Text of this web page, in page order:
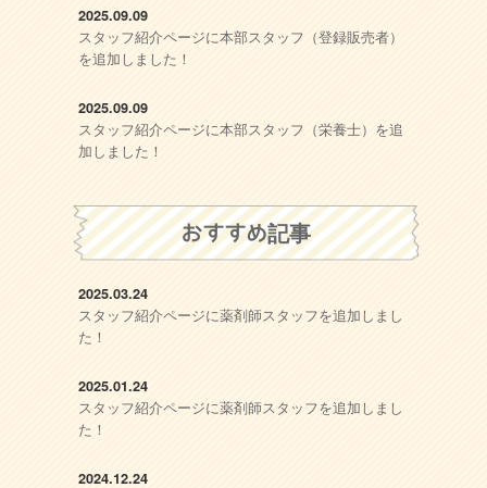
2025.09.09
スタッフ紹介ページに本部スタッフ（登録販売者）
を追加しました！
2025.09.09
スタッフ紹介ページに本部スタッフ（栄養士）を追
加しました！
おすすめ記事
2025.03.24
スタッフ紹介ページに薬剤師スタッフを追加しまし
た！
2025.01.24
スタッフ紹介ページに薬剤師スタッフを追加しまし
た！
2024.12.24